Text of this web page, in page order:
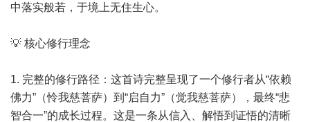
中落实般若，于境上无住生心。
💡 核心修行理念
1. 完整的修行路径：这首诗完整呈现了一个修行者从“依赖
佛力”（怜我慈菩萨）到“启自力”（觉我慈菩萨），最终“悲
智合一”的成长过程。这是一条从信入、解悟到证悟的清晰